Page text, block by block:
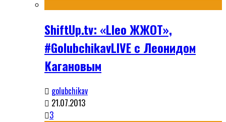
ShiftUp.tv: «Lleo ЖЖОТ»,
#GolubchikavLIVE с Леонидом
Кагановым
golubchikav
21.07.2013
3